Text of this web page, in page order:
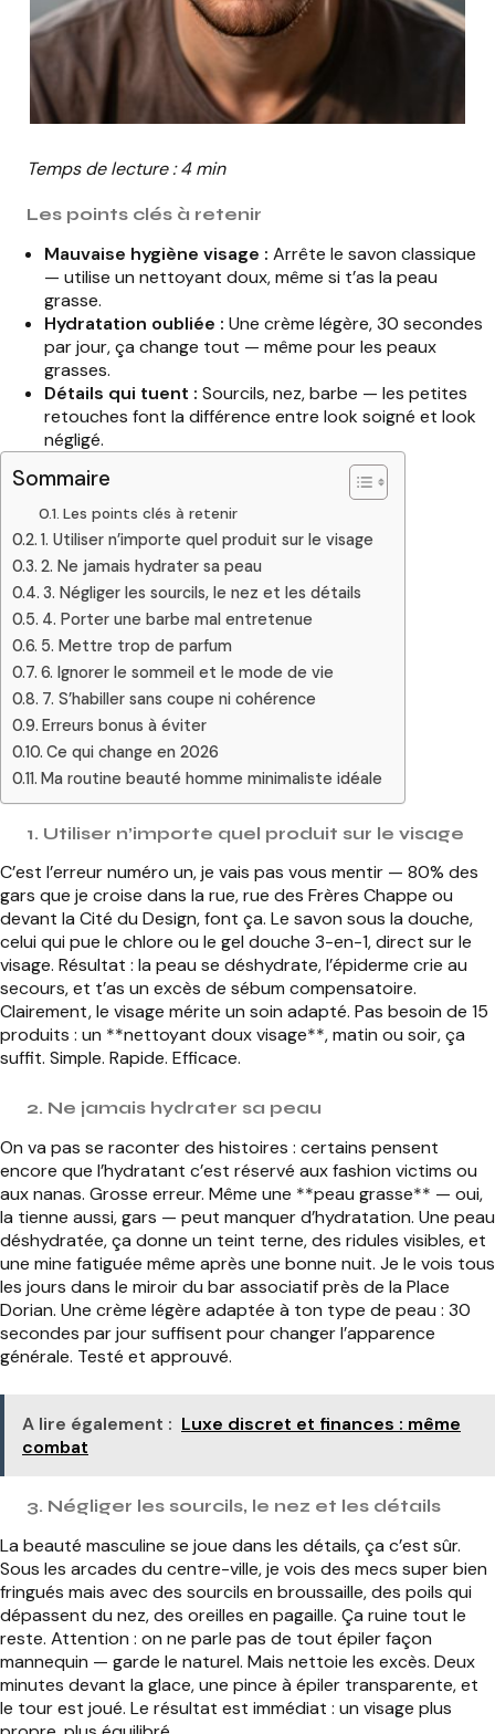
Temps de lecture : 4 min
Les points clés à retenir
Mauvaise hygiène visage : Arrête le savon classique
— utilise un nettoyant doux, même si t’as la peau
grasse.
Hydratation oubliée : Une crème légère, 30 secondes
par jour, ça change tout — même pour les peaux
grasses.
Détails qui tuent : Sourcils, nez, barbe — les petites
retouches font la différence entre look soigné et look
négligé.
Sommaire
Les points clés à retenir
1. Utiliser n’importe quel produit sur le visage
2. Ne jamais hydrater sa peau
3. Négliger les sourcils, le nez et les détails
4. Porter une barbe mal entretenue
5. Mettre trop de parfum
6. Ignorer le sommeil et le mode de vie
7. S’habiller sans coupe ni cohérence
Erreurs bonus à éviter
Ce qui change en 2026
Ma routine beauté homme minimaliste idéale
1. Utiliser n’importe quel produit sur le visage
C’est l’erreur numéro un, je vais pas vous mentir — 80% des
gars que je croise dans la rue, rue des Frères Chappe ou
devant la Cité du Design, font ça. Le savon sous la douche,
celui qui pue le chlore ou le gel douche 3-en-1, direct sur le
visage. Résultat : la peau se déshydrate, l’épiderme crie au
secours, et t’as un excès de sébum compensatoire.
Clairement, le visage mérite un soin adapté. Pas besoin de 15
produits : un **nettoyant doux visage**, matin ou soir, ça
suffit. Simple. Rapide. Efficace.
2. Ne jamais hydrater sa peau
On va pas se raconter des histoires : certains pensent
encore que l’hydratant c’est réservé aux fashion victims ou
aux nanas. Grosse erreur. Même une **peau grasse** — oui,
la tienne aussi, gars — peut manquer d’hydratation. Une peau
déshydratée, ça donne un teint terne, des ridules visibles, et
une mine fatiguée même après une bonne nuit. Je le vois tous
les jours dans le miroir du bar associatif près de la Place
Dorian. Une crème légère adaptée à ton type de peau : 30
secondes par jour suffisent pour changer l’apparence
générale. Testé et approuvé.
A lire également : Luxe discret et finances : même
combat
3. Négliger les sourcils, le nez et les détails
La beauté masculine se joue dans les détails, ça c’est sûr.
Sous les arcades du centre-ville, je vois des mecs super bien
fringués mais avec des sourcils en broussaille, des poils qui
dépassent du nez, des oreilles en pagaille. Ça ruine tout le
reste. Attention : on ne parle pas de tout épiler façon
mannequin — garde le naturel. Mais nettoie les excès. Deux
minutes devant la glace, une pince à épiler transparente, et
le tour est joué. Le résultat est immédiat : un visage plus